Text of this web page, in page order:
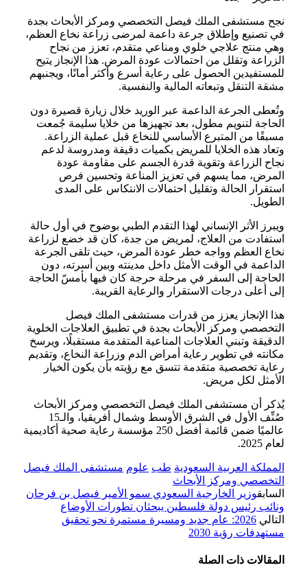
نجح مستشفى الملك فيصل التخصصي ومركز الأبحاث بجدة
في تصنيع وإطلاق جرعة داعمة لمرضى زراعة نخاع العظم،
وهي منتج علاجي خلوي ومناعي متقدم، تعزز من نجاح
الزراعة وتقلل من احتمالات عودة المرض. هذا الإنجاز يتيح
للمستفيدين الحصول على رعاية أسرع وأكثر أمانًا، ويجنبهم
مشقة التنقل وتبعاته المالية والنفسية.
وتُعطى الجرعة الداعمة عبر الوريد خلال زيارة قصيرة دون
الحاجة لتنويم مطول، بعد تجهيزها من خلايا سليمة جُمعت
مسبقًا من المتبرع الأساسي للنخاع قبل عملية الزراعة.
وتعاد هذه الخلايا للمريض بكميات دقيقة ومدروسة لدعم
نجاح الزراعة وتقوية قدرة الجسم على مقاومة عودة
المرض، مما يسهم في تعزيز المناعة وتحسين فرص
استقرار الحالة وتقليل احتمالات الانتكاس على المدى
الطويل.
ويبرز الأثر الإنساني لهذا التقدم الطبي بوضوح في أول حالة
استفادت من العلاج، لمريض من جدة، كان قد خضع لزراعة
نخاع العظم وواجه خطر عودة المرض، حيث تلقى الجرعة
الداعمة في الوقت الأمثل داخل مدينته وبين أسرته، دون
الحاجة إلى السفر في مرحلة حرجة كان فيها بأمسّ الحاجة
إلى أعلى درجات الاستقرار والرعاية القريبة.
هذا الإنجاز يعزز من قدرات مستشفى الملك فيصل
التخصصي ومركز الأبحاث بجدة في تطبيق العلاجات الخلوية
الدقيقة وتبني العلاجات المناعية المتقدمة مستقبلًا، ويرسخ
مكانته في تطوير رعاية أمراض الدم وزراعة النخاع، وتقديم
رعاية تخصصية متقدمة تتسق مع رؤيته بأن يكون الخيار
الأمثل لكل مريض.
يُذكر أن مستشفى الملك فيصل التخصصي ومركز الأبحاث
صُنِّف الأول في الشرق الأوسط وشمال أفريقيا، والـ15
عالميًا ضمن قائمة أفضل 250 مؤسسة رعاية صحية أكاديمية
لعام 2025.
المملكة العربية السعودية طب علوم مستشفى الملك فيصل
التخصصي ومركز الأبحاث
السابقوزير الخارجية السعودي سمو الأمير فيصل بن فرحان
ونائب رئيس دولة فلسطين يبحثان تطورات الأوضاع
التالي
2026: عام جديد ومسيرة مستمرة نحو تحقيق
مستهدفات رؤية 2030
المقالات ذات الصلة